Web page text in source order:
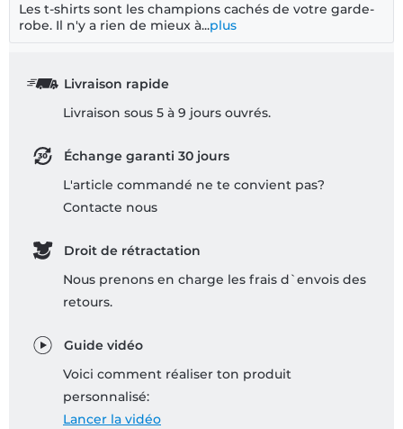
Les t-shirts sont les champions cachés de votre garde-
robe. Il n'y a rien de mieux à...plus
Livraison rapide
Livraison sous 5 à 9 jours ouvrés.
Échange garanti 30 jours
L'article commandé ne te convient pas?
Contacte nous
Droit de rétractation
Nous prenons en charge les frais d`envois des
retours.
Guide vidéo
Voici comment réaliser ton produit
personnalisé:
Lancer la vidéo